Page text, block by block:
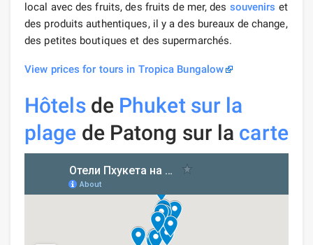
local avec des fruits, des fruits de mer, des souvenirs et
des produits authentiques, il y a des bureaux de change,
des petites boutiques et des supermarchés.
View prices for tours in Tropica Bungalow
Hôtelsde Phuket sur la
plage de Patong sur la carte